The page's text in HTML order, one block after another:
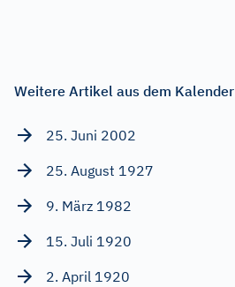
Weitere Artikel aus dem Kalender
25. Juni 2002
25. August 1927
9. März 1982
15. Juli 1920
2. April 1920